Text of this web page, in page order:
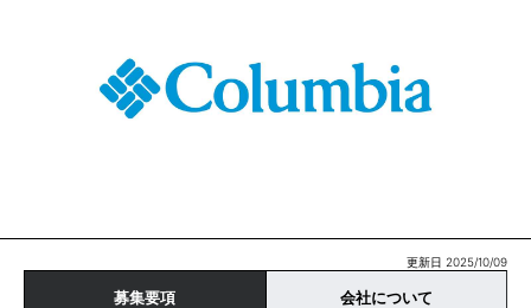
更新日 2025/10/09
募集要項 会社について